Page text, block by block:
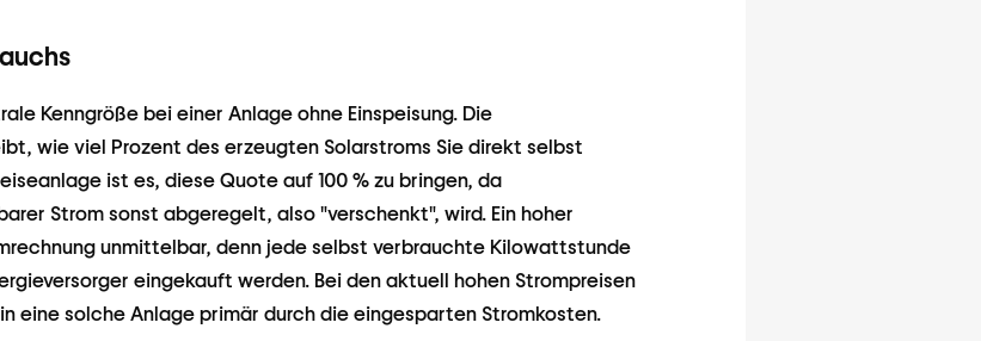
Kenngröße bei einer Anlage ohne Einspeisung. Die
wie viel Prozent des erzeugten Solarstroms Sie direkt selbst
ist es, diese Quote auf 100 % zu bringen, da
Strom sonst abgeregelt, also "verschenkt", wird. Ein hoher
unmittelbar, denn jede selbst verbrauchte Kilowattstunde
eingekauft werden. Bei den aktuell hohen Strompreisen
eine solche Anlage primär durch die eingesparten Stromkosten.